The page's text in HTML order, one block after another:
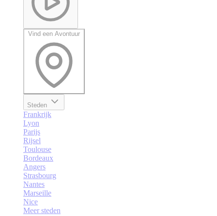
Vind een Avontuur
Steden
Frankrijk
Lyon
Parijs
Rijsel
Toulouse
Bordeaux
Angers
Strasbourg
Nantes
Marseille
Nice
Meer steden